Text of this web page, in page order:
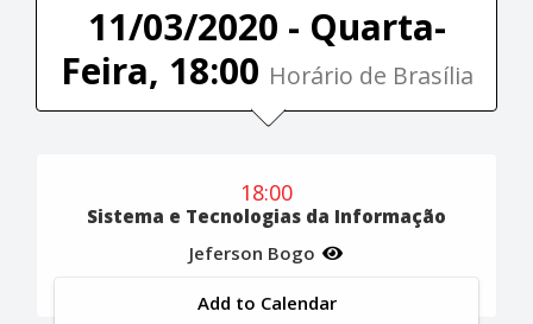
11/03/2020 - Quarta-
Feira, 18:00 Horário de Brasília
18:00
Sistema e Tecnologias da Informação
Jeferson Bogo
Add to Calendar